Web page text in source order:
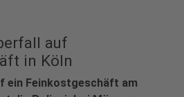
auf
in Köln
ein Feinkostgeschäft am